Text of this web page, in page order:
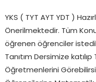
YKS ( TYT AYT YDT )
Önerilmektedir. Tüm
öğrenen öğrenciler
Tanıtım Dersimize katılıp
Öğretmenlerini